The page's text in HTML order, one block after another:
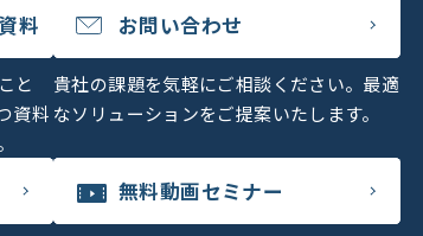
料
と
資料
お問い合わせ
貴社の課題を気軽にご相談ください。最適
なソリューションをご提案いたします。
無料動画セミナー